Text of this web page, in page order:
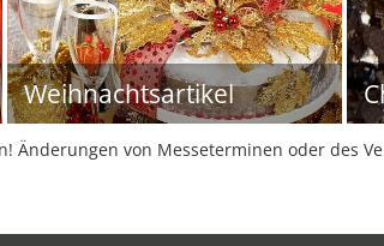
Weihnachtsartikel
von Messeterminen oder des